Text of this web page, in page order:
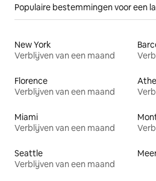
Populaire bestemmingen voor een
New York
Verblijven van een maand
Florence
Verblijven van een maand
Miami
Verblijven van een maand
Seattle
Verblijven van een maand